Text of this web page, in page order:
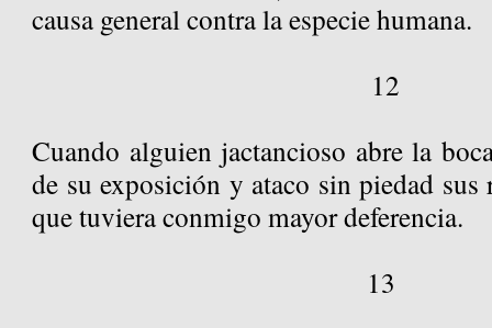
causa general contra la especie humana.
12
Cuando alguien jactancioso abre la
de su exposición y ataco sin piedad
que tuviera conmigo mayor deferencia.
13